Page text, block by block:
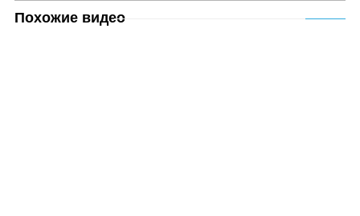
Похожие видео